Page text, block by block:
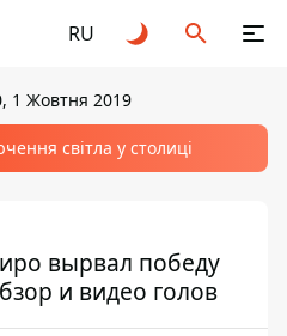
RU
1 Жовтня 2019
світла у столиці
вырвал победу
и видео голов